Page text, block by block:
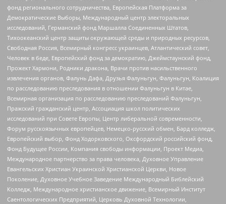
фонд регионального сотрудничества, Европейская Платформа за
Демократические Выборы, Международный центр электоральных
исследований, Германский фонд Маршалла Соединенных Штатов,
Тихоокеанский центр защиты окружающей среды и природных ресурсов,
Свободная Россия, Всемирный конгресс украинцев, Атлантический совет,
Человек в беде, Европейский фонд за демократию, Джеймстаунский фонд,
Прожект Хармони, Родники дракона, Врачи против насильственного
извлечения органов, Фалунь Дафа, Друзья Фалуньгун, Фалуньгун, Коалиция
по расследованию преследования в отношении Фалуньгун в Китае,
Всемирная организация по расследованию преследований Фалуньгун,
Пражский гражданский центр, Ассоциация школ политических
исследований при Совете Европы, Центр либеральной современности,
Форум русскоязычных европейцев, Немецко-русский обмен, Бард колледж,
Европейский выбор, Фонд Ходорковского, Оксфордский российский фонд,
Фонд Будущее России, Компания свободы информации, Проект Медиа,
Международное партнерство за права человека, Духовное Управление
Евангельских Христиан Украинской Христианской Церкви, Новое
Поколение, Духовное Учебное Заведение Международный Библейский
Колледж, Международное христианское движение, Всемирный Институт
Саентологических Предприятий, Церковь Духовной Технологии,